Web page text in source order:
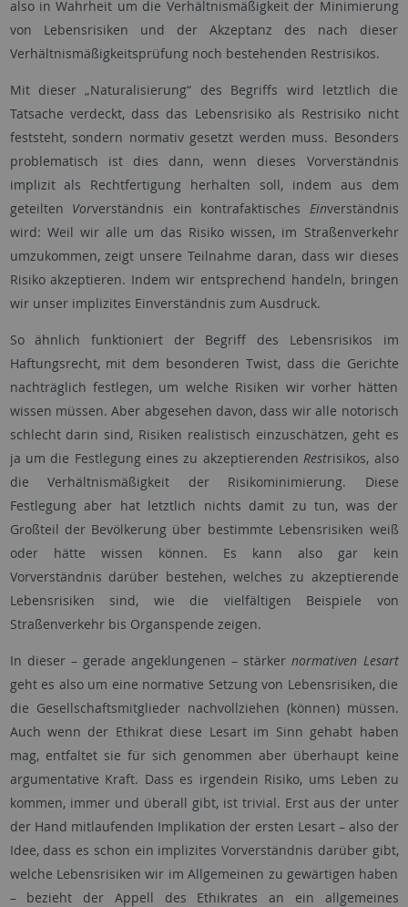
also in Wahrheit um die Verhältnismäßigkeit der Minimierung
von Lebensrisiken und der Akzeptanz des nach dieser
Verhältnismäßigkeitsprüfung noch bestehenden Restrisikos.
Mit dieser „Naturalisierung“ des Begriffs wird letztlich die
Tatsache verdeckt, dass das Lebensrisiko als Restrisiko nicht
feststeht, sondern normativ gesetzt werden muss. Besonders
problematisch ist dies dann, wenn dieses Vorverständnis
implizit als Rechtfertigung herhalten soll, indem aus dem
geteilten Vorverständnis ein kontrafaktisches Einverständnis
wird: Weil wir alle um das Risiko wissen, im Straßenverkehr
umzukommen, zeigt unsere Teilnahme daran, dass wir dieses
Risiko akzeptieren. Indem wir entsprechend handeln, bringen
wir unser implizites Einverständnis zum Ausdruck.
So ähnlich funktioniert der Begriff des Lebensrisikos im
Haftungsrecht, mit dem besonderen Twist, dass die Gerichte
nachträglich festlegen, um welche Risiken wir vorher hätten
wissen müssen. Aber abgesehen davon, dass wir alle notorisch
schlecht darin sind, Risiken realistisch einzuschätzen, geht es
ja um die Festlegung eines zu akzeptierendenRestrisikos, also
die Verhältnismäßigkeit der Risikominimierung. Diese
Festlegung aber hat letztlich nichts damit zu tun, was der
Großteil der Bevölkerung über bestimmte Lebensrisiken weiß
oder hätte wissen können. Es kann also gar kein
Vorverständnis darüber bestehen, welches zu akzeptierende
Lebensrisiken sind, wie die vielfältigen Beispiele von
Straßenverkehr bis Organspende zeigen.
In dieser – gerade angeklungenen – stärkernormativen Lesart
geht es also um eine normative Setzung von Lebensrisiken, die
die Gesellschaftsmitglieder nachvollziehen (können) müssen.
Auch wenn der Ethikrat diese Lesart im Sinn gehabt haben
mag, entfaltet sie für sich genommen aber überhaupt keine
argumentative Kraft. Dass es irgendein Risiko, ums Leben zu
kommen, immer und überall gibt, ist trivial. Erst aus der unter
der Hand mitlaufenden Implikation der ersten Lesart – also der
Idee, dass es schon ein implizites Vorverständnis darüber gibt,
welche Lebensrisiken wir im Allgemeinen zu gewärtigen haben
– bezieht der Appell des Ethikrates an ein allgemeines